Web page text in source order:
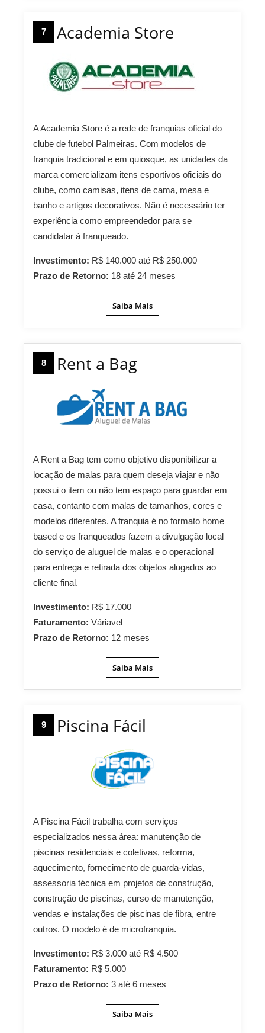
7 Academia Store
A Academia Store é a rede de franquias oficial do
clube de futebol Palmeiras. Com modelos de
franquia tradicional e em quiosque, as unidades da
marca comercializam itens esportivos oficiais do
clube, como camisas, itens de cama, mesa e
banho e artigos decorativos. Não é necessário ter
experiência como empreendedor para se
candidatar à franqueado.
Investimento: R$ 140.000 até R$ 250.000
Prazo de Retorno: 18 até 24 meses
Saiba Mais
8 Rent a Bag
A Rent a Bag tem como objetivo disponibilizar a
locação de malas para quem deseja viajar e não
possui o item ou não tem espaço para guardar em
casa, contanto com malas de tamanhos, cores e
modelos diferentes. A franquia é no formato home
based e os franqueados fazem a divulgação local
do serviço de aluguel de malas e o operacional
para entrega e retirada dos objetos alugados ao
cliente final.
Investimento: R$ 17.000
Faturamento: Váriavel
Prazo de Retorno: 12 meses
Saiba Mais
9 Piscina Fácil
A Piscina Fácil trabalha com serviços
especializados nessa área: manutenção de
piscinas residenciais e coletivas, reforma,
aquecimento, fornecimento de guarda-vidas,
assessoria técnica em projetos de construção,
construção de piscinas, curso de manutenção,
vendas e instalações de piscinas de fibra, entre
outros. O modelo é de microfranquia.
Investimento: R$ 3.000 até R$ 4.500
Faturamento: R$ 5.000
Prazo de Retorno: 3 até 6 meses
Saiba Mais